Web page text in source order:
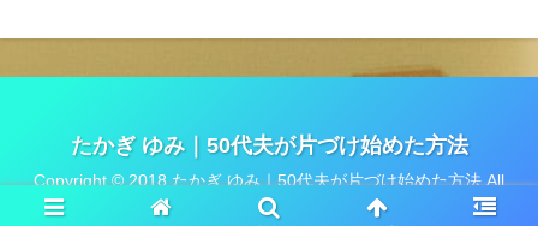
たかぎ ゆみ｜50代夫が片づけ始めた方法
Copyright © 2018 たかぎ ゆみ｜50代夫が片づけ始めた方法 All
Rights Reserved.